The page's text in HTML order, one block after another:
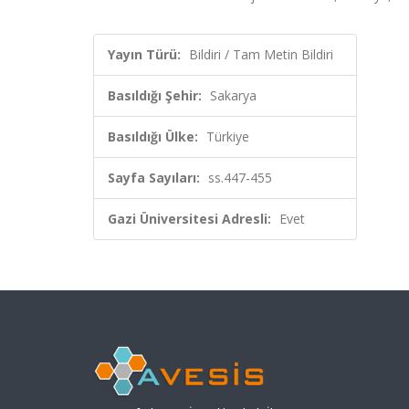
Yayın Türü: Bildiri / Tam Metin Bildiri
Basıldığı Şehir: Sakarya
Basıldığı Ülke: Türkiye
Sayfa Sayıları: ss.447-455
Gazi Üniversitesi Adresli: Evet